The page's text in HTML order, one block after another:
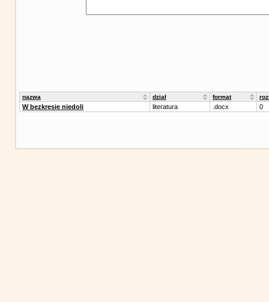
nazwa dział format
W bezkresie niedoli literatura .docx 0